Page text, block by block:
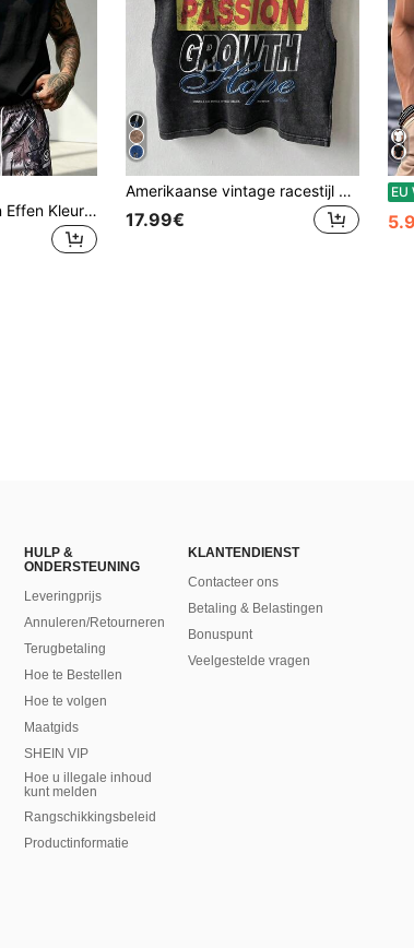
GRDR Zomer Heren Effen Kleur Minimalistische Amerikaanse Straatstijl Korte Losse Fit Veelzijdige Ronde Hals Tanktop
Amerikaanse vintage racestijl mouwloze tanktop van gewassen katoen met versleten effect, losse pasvorm, veelzijdige camisole met letter- en cijferprint
17.99€
HULP &
ONDERSTEUNING
Leveringprijs
Annuleren/Retourneren
Terugbetaling
Hoe te Bestellen
Hoe te volgen
Maatgids
SHEIN VIP
Hoe u illegale inhoud
kunt melden
Rangschikkingsbeleid
​Productinformatie
KLANTENDIENST
Contacteer ons
Betaling & Belastingen
Bonuspunt
Veelgestelde vragen